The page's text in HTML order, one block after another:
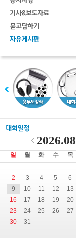
2026.08
일 월 화 수 목
2
3 4 5 6
9
10 11 12 13
16
17 18 19 20
23
24 25 26 27
30
31